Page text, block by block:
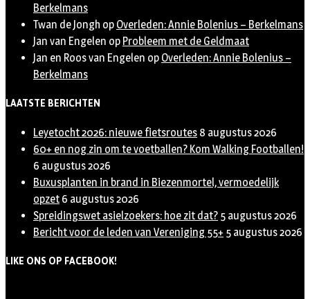
Berkelmans
Twan de Jongh op Overleden: Annie Bolenius – Berkelmans
Jan van Engelen op Probleem met de Geldmaat
Jan en Roos van Engelen op Overleden: Annie Bolenius –
Berkelmans
LAATSTE BERICHTEN
Leyetocht 2026: nieuwe fietsroutes 8 augustus 2026
60+ en nog zin om te voetballen? Kom Walking Footballen!
6 augustus 2026
Buxusplanten in brand in Biezenmortel, vermoedelijk
opzet 6 augustus 2026
Spreidingswet asielzoekers: hoe zit dat? 5 augustus 2026
Bericht voor de leden van Vereniging 55+ 5 augustus 2026
LIKE ONS OP FACEBOOK!